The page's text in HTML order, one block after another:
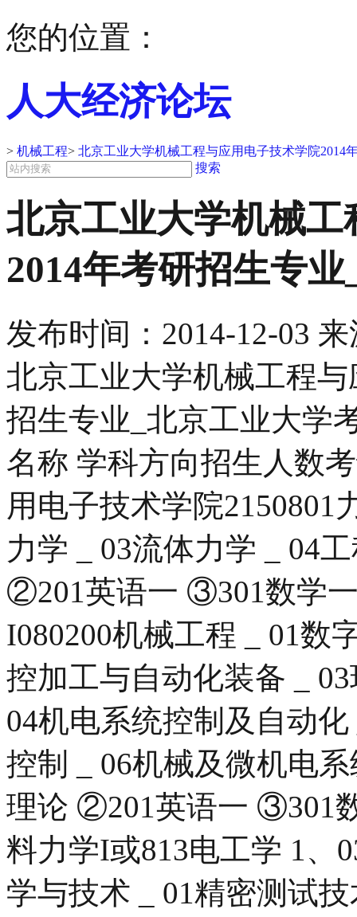
您的位置：
人大经济论坛
> 机械工程> 北京工业大学机械工程与应用电子技术学院2014
搜索
北京工业大学机械
2014年考研招生专
发布时间： 2014-12-03 来
北京工业大学机械工程
招生专业_北京工业大学
名称 学科方向招生人数
用电子技术学院2150801
力学 _ 03流体力学 _ 04
②201英语一 ③301数学
I080200机械工程 _ 01数
控加工与自动化装备 _
04机电系统控制及自动
控制 _ 06机械及微机电
理论 ②201英语一 ③301
料力学I或813电工学 1、
学与技术 _ 01精密测试